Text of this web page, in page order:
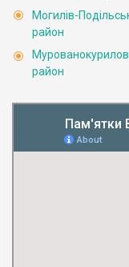
Могилів-
район
район